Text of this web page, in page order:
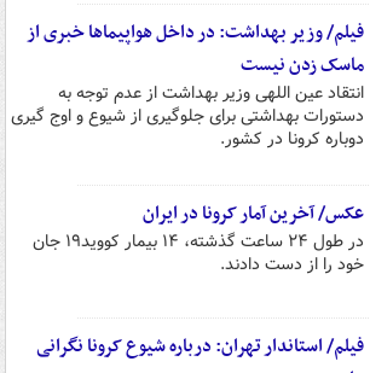
فیلم/ وزیر بهداشت: در داخل هواپیماها خبری از
ماسک زدن نیست
انتقاد عین اللهی وزیر بهداشت از عدم توجه به
دستورات بهداشتی برای جلوگیری از شیوع و اوج گیری
دوباره کرونا در کشور.
عکس/ آخرین آمار کرونا در ایران
در طول ۲۴ ساعت گذشته، ۱۴ بیمار کووید۱۹ جان
خود را از دست دادند.
فیلم/ استاندار تهران: درباره شیوع کرونا نگرانی